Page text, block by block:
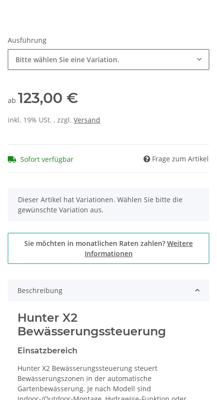
Ausführung
Bitte wählen Sie eine Variation.
ab 123,00 €
inkl. 19% USt. , zzgl. Versand
Sofort verfügbar Frage zum Artikel
x
Dieser Artikel hat Variationen. Wählen Sie bitte die
gewünschte Variation aus.
Sie möchten in monatlichen Raten zahlen? Weitere
Informationen
Beschreibung
Hunter X2
Bewässerungssteuerung
Einsatzbereich
Hunter X2 Bewässerungssteuerung steuert
Bewässerungszonen in der automatische
Gartenbewässerung. Je nach Modell sind